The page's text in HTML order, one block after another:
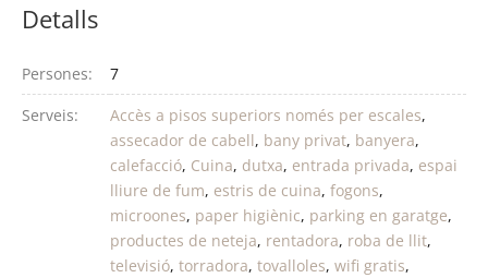
Detalls
Persones:
7
Serveis:
Accès a pisos superiors només per escales,
assecador de cabell, bany privat, banyera,
calefacció, Cuina, dutxa, entrada privada, espai
lliure de fum, estris de cuina, fogons,
microones, paper higiènic, parking en garatge,
productes de neteja, rentadora, roba de llit,
televisió, torradora, tovalloles, wifi gratis,